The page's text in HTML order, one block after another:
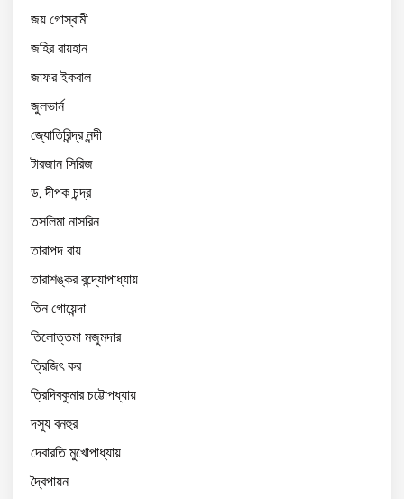
জয় গোস্বামী
জহির রায়হান
জাফর ইকবাল
জুলভার্ন
জ্যোতিরিন্দ্র নন্দী
টারজান সিরিজ
ড. দীপক চন্দ্র
তসলিমা নাসরিন
তারাপদ রায়
তারাশঙ্কর বন্দ্যোপাধ্যায়
তিন গোয়েন্দা
তিলোত্তমা মজুমদার
ত্রিজিৎ কর
ত্রিদিবকুমার চট্টোপধ্যায়
দস্যু বনহুর
দেবারতি মুখোপাধ্যায়
দ্বৈপায়ন